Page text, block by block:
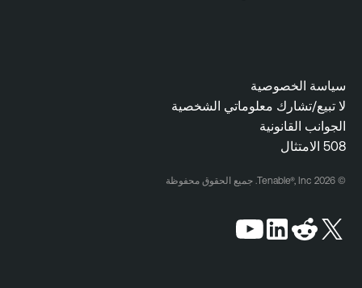
سياسة الخصوصية
لا تبيع/تشارك معلوماتي الشخصية
الجوانب القانونية
508 الامتثال
© 2026 Tenable®, Inc. جميع الحقوق محفوظة